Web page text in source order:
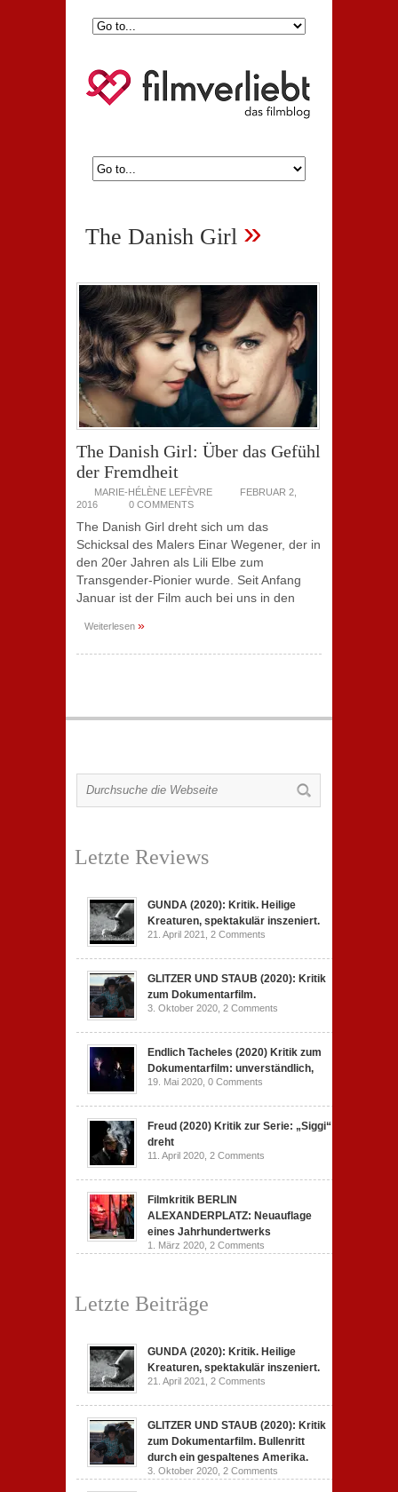
The Danish Girl »
The Danish Girl: Über das Gefühl
der Fremdheit
MARIE-HÉLÈNE LEFÈVRE
FEBRUAR 2,
2016
0 COMMENTS
The Danish Girl dreht sich um das
Schicksal des Malers Einar Wegener, der in
den 20er Jahren als Lili Elbe zum
Transgender-Pionier wurde. Seit Anfang
Januar ist der Film auch bei uns in den
Weiterlesen »
Letzte Reviews
GUNDA (2020): Kritik. Heilige
Kreaturen, spektakulär inszeniert.
21. April 2021, 2 Comments
GLITZER UND STAUB (2020): Kritik
zum Dokumentarfilm.
3. Oktober 2020, 2 Comments
Endlich Tacheles (2020) Kritik zum
Dokumentarfilm: unverständlich,
19. Mai 2020, 0 Comments
Freud (2020) Kritik zur Serie: „Siggi“
dreht
11. April 2020, 2 Comments
Filmkritik BERLIN
ALEXANDERPLATZ: Neuauflage
eines Jahrhundertwerks
1. März 2020, 2 Comments
Letzte Beiträge
GUNDA (2020): Kritik. Heilige
Kreaturen, spektakulär inszeniert.
21. April 2021, 2 Comments
GLITZER UND STAUB (2020): Kritik
zum Dokumentarfilm. Bullenritt
durch ein gespaltenes Amerika.
3. Oktober 2020, 2 Comments